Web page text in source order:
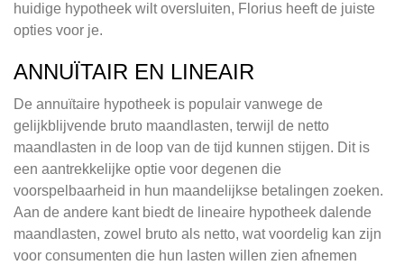
huidige hypotheek wilt oversluiten, Florius heeft de juiste
opties voor je.
ANNUÏTAIR EN LINEAIR
De annuïtaire hypotheek is populair vanwege de
gelijkblijvende bruto maandlasten, terwijl de netto
maandlasten in de loop van de tijd kunnen stijgen. Dit is
een aantrekkelijke optie voor degenen die
voorspelbaarheid in hun maandelijkse betalingen zoeken.
Aan de andere kant biedt de lineaire hypotheek dalende
maandlasten, zowel bruto als netto, wat voordelig kan zijn
voor consumenten die hun lasten willen zien afnemen